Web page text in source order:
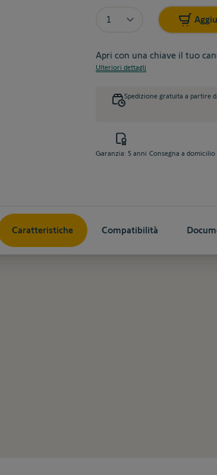
Apri con una chiave il tuo
Ulteriori dettagli
Spedizione gratuita a partire
Garanzia: 5 anni Consegna a
Caratteristiche Compatibilità